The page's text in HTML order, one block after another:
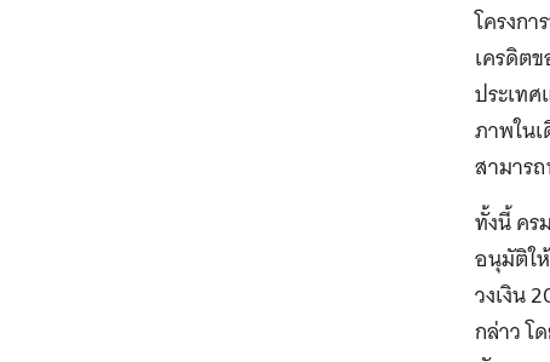
โครงก
เครดิต
ประเท
ภาพใน
สามาร
ทั้งนี้ คร
อนุมัติใ
วงเงิน
กล่าว โ